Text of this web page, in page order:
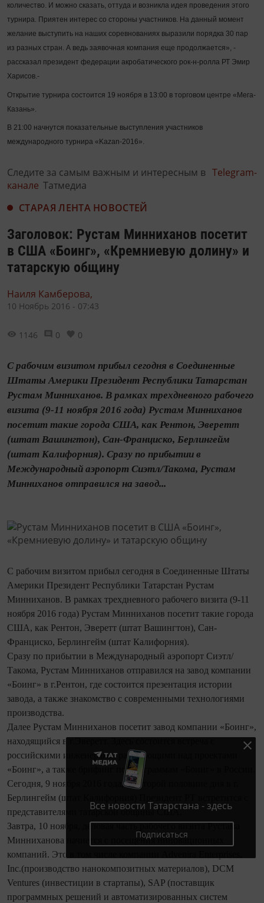
количество. И можно сказать, оттуда и возникла идея проведения этого
турнира. Приятен интерес со стороны участников. На данный момент
желание выступить на наших соревнованиях выразили порядка 30 пар
из разных стран. А ведь заявочная компания еще продолжается», -
рассказал президент федерации акробатического рок-н-ролла РТ Эмир
Харисов.-
Открытие турнира состоится 19 ноября в 13:00 в торговом центре «Мега-
Казань».
В 21:00 начнутся показательные выступления участников
международного турнира «Kazan-2016».
Следите за самым важным и интересным в Telegram-
канале Татмедиа
СТАРАЯ ЛЕНТА НОВОСТЕЙ
Заголовок: Рустам Минниханов посетит
в США «Боинг», «Кремниевую долину» и
татарскую общину
Наиля Камберова,
10 Ноябрь 2016 - 07:43
1146 0 0
С рабочим визитом прибыл сегодня в Соединенные
Штаты Америки Президент Республики Татарстан
Рустам Минниханов. В рамках трехдневного рабочего
визита (9-11 ноября 2016 года) Рустам Минниханов
посетит такие города США, как Рентон, Эверетт
(штат Вашингтон), Сан-Франциско, Берлингейм
(штат Калифорния). Сразу по прибытии в
Международный аэропорт Сиэтл/Такома, Рустам
Минниханов отправился на завод...
С рабочим визитом прибыл сегодня в Соединенные Штаты
Америки Президент Республики Татарстан Рустам
Минниханов. В рамках трехдневного рабочего визита (9-11
ноября 2016 года) Рустам Минниханов посетит такие города
США, как Рентон, Эверетт (штат Вашингтон), Сан-
Франциско, Берлингейм (штат Калифорния).
Сразу по прибытии в Международный аэропорт Сиэтл/
Такома, Рустам Минниханов отправился на завод компании
«Боинг» в г.Рентон, где состоится презентация истории
завода, а также знакомство с современными технологиями
производства.
Далее Рустам Минниханов посетит завод компании «Боинг»,
находящийся в г.Эверетт. Здесь состоится встреча с
российскими инженерами, работающими над проектами
«Боинг», а также брифинг по программам «Боинг» в России.
Сегодня, 9 ноября 2016 года, во второй половине дня в г.
Берлингейм (штат Калифорния) Президент РТ встретится с
представителями татарской общины США.
Завтра, 10 ноября, деловая часть рабочего визита Рустама
Минниханова начнется с посещения инновационных
компаний. Это в том числе компании Advenira Enterprises,
Inc.(производство нанокомпозитных материалов), DCM
Ventures (инвестиции в стартапы), SAP (поставщик
программных решений и автоматизированных систем
Все новости Татарстана - здесь
Подписаться